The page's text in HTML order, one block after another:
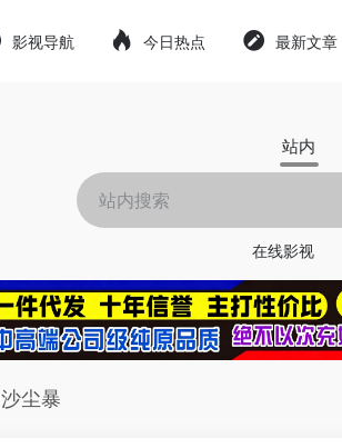
影视导航 今日热点 最新文章
站内
在线影视
尘暴